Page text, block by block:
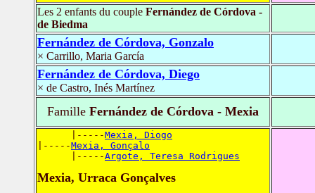
Les 2 enfants du couple Fernández de Córdova -
de Biedma
Fernández de Córdova, Gonzalo
× Carrillo, Maria García
Fernández de Córdova, Diego
× de Castro, Inés Martínez
Famille Fernández de Córdova - Mexia
      |-----
Mexia, Diogo
|-----Mexia, Gonçalo
      |-----
Argote, Teresa Rodrigues
Mexia, Urraca Gonçalves